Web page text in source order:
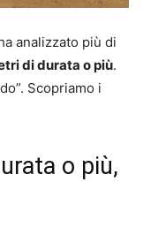
analizzato più di
di durata o più.
Scopriamo i
o più,